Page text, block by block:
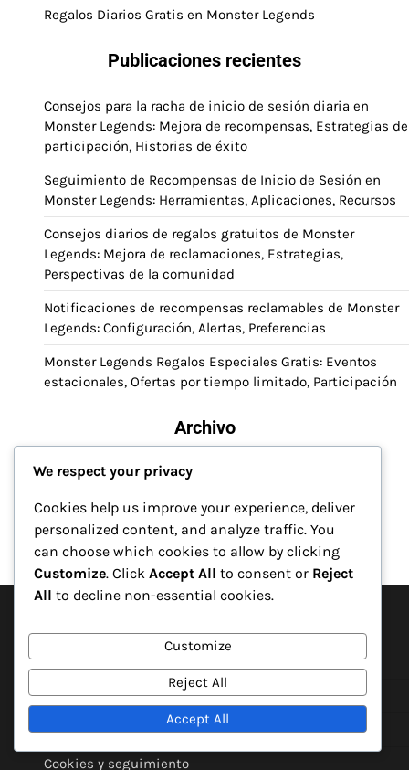
Regalos Diarios Gratis en Monster Legends
Publicaciones recientes
Consejos para la racha de inicio de sesión diaria en
Monster Legends: Mejora de recompensas, Estrategias de
participación, Historias de éxito
Seguimiento de Recompensas de Inicio de Sesión en
Monster Legends: Herramientas, Aplicaciones, Recursos
Consejos diarios de regalos gratuitos de Monster
Legends: Mejora de reclamaciones, Estrategias,
Perspectivas de la comunidad
Notificaciones de recompensas reclamables de Monster
Legends: Configuración, Alertas, Preferencias
Monster Legends Regalos Especiales Gratis: Eventos
estacionales, Ofertas por tiempo limitado, Participación
Archivo
March 2026
February 2026
Contáctanos
Acerca de
Política de privacidad
Cookies y seguimiento
We respect your privacy
Cookies help us improve your experience, deliver
personalized content, and analyze traffic. You
can choose which cookies to allow by clicking
Customize. Click Accept All to consent or Reject
All to decline non-essential cookies.
Customize
Reject All
Accept All